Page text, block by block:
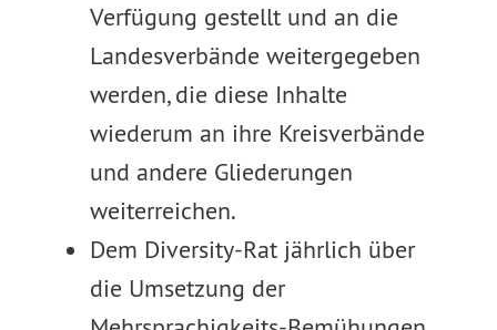
Verfügung gestellt und an die
Landesverbände weitergegeben
werden, die diese Inhalte
wiederum an ihre Kreisverbände
und andere Gliederungen
weiterreichen.
Dem Diversity-Rat jährlich über
die Umsetzung der